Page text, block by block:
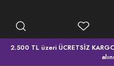
2.500 TL üzeri ÜCRETSİZ